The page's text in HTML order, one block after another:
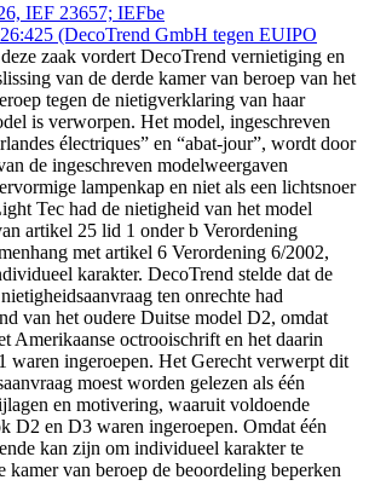
IEF 23657; IEFbe
(DecoTrend GmbH tegen EUIPO
zaak vordert DecoTrend vernietiging en
van de derde kamer van beroep van het
tegen de nietigverklaring van haar
is verworpen. Het model, ingeschreven
électriques” en “abat-jour”, wordt door
de ingeschreven modelweergaven
lampenkap en niet als een lichtsnoer
Tec had de nietigheid van het model
artikel 25 lid 1 onder b Verordening
met artikel 6 Verordening 6/2002,
karakter. DecoTrend stelde dat de
ten onrechte had
van het oudere Duitse model D2, omdat
Amerikaanse octrooischrift en het daarin
waren ingeroepen. Het Gerecht verwerpt dit
moest worden gelezen als één
en motivering, waaruit voldoende
D2 en D3 waren ingeroepen. Omdat één
kan zijn om individueel karakter te
kamer van beroep de beoordeling beperken